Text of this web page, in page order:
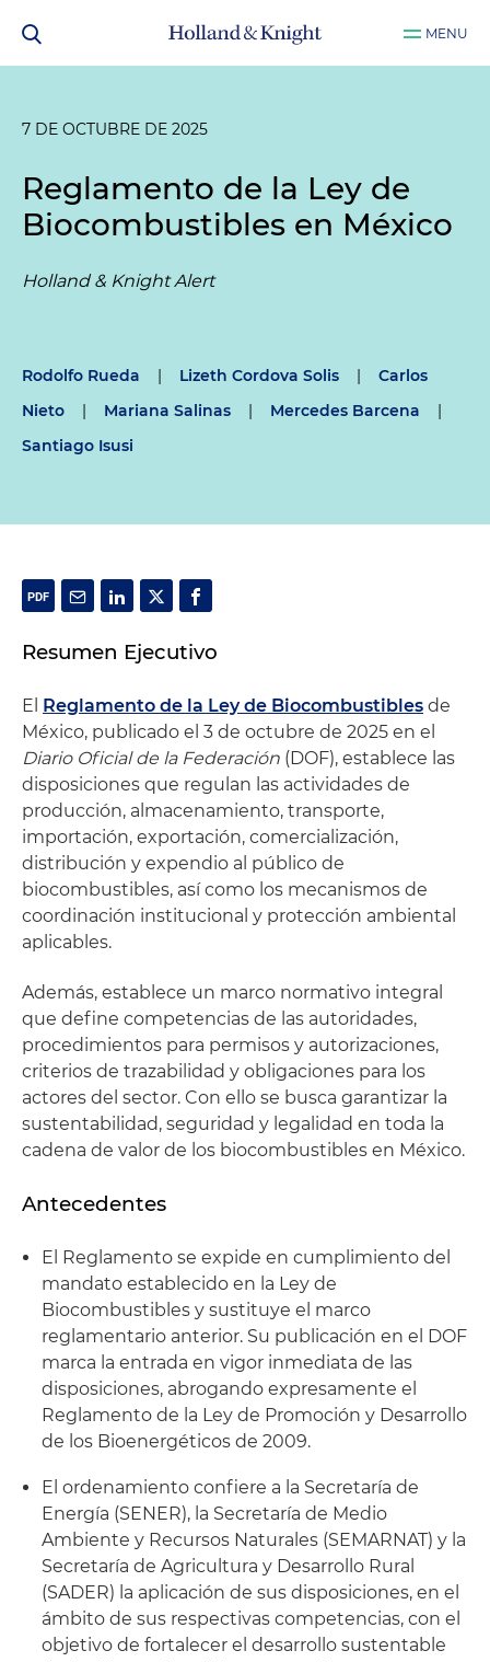
MENU
7 DE OCTUBRE DE 2025
Reglamento de la Ley de
Biocombustibles en México
Holland & Knight Alert
Rodolfo Rueda | Lizeth Cordova Solis |
Carlos
Nieto
| Mariana Salinas | Mercedes Barcena
|
Santiago Isusi
Resumen Ejecutivo
El Reglamento de la Ley de Biocombustibles de
México, publicado el 3 de octubre de 2025 en el
Diario Oficial de la Federación (DOF), establece las
disposiciones que regulan las actividades de
producción, almacenamiento, transporte,
importación, exportación, comercialización,
distribución y expendio al público de
biocombustibles, así como los mecanismos de
coordinación institucional y protección ambiental
aplicables.
Además, establece un marco normativo integral
que define competencias de las autoridades,
procedimientos para permisos y autorizaciones,
criterios de trazabilidad y obligaciones para los
actores del sector. Con ello se busca garantizar la
sustentabilidad, seguridad y legalidad en toda la
cadena de valor de los biocombustibles en México.
Antecedentes
El Reglamento se expide en cumplimiento del
mandato establecido en la Ley de
Biocombustibles y sustituye el marco
reglamentario anterior. Su publicación en el DOF
marca la entrada en vigor inmediata de las
disposiciones, abrogando expresamente el
Reglamento de la Ley de Promoción y Desarrollo
de los Bioenergéticos de 2009.
El ordenamiento confiere a la Secretaría de
Energía (SENER), la Secretaría de Medio
Ambiente y Recursos Naturales (SEMARNAT) y la
Secretaría de Agricultura y Desarrollo Rural
(SADER) la aplicación de sus disposiciones, en el
ámbito de sus respectivas competencias, con el
objetivo de fortalecer el desarrollo sustentable